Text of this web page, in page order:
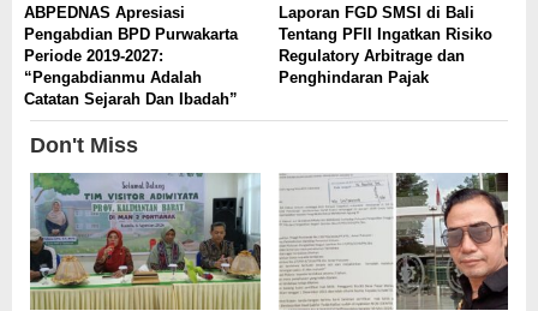
ABPEDNAS Apresiasi
Pengabdian BPD Purwakarta
Periode 2019-2027:
“Pengabdianmu Adalah
Catatan Sejarah Dan Ibadah”
Laporan FGD SMSI di Bali
Tentang PFII Ingatkan Risiko
Regulatory Arbitrage dan
Penghindaran Pajak
Don't Miss